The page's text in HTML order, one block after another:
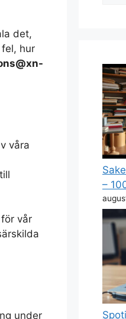
det,
hur
våra
vår
under
–